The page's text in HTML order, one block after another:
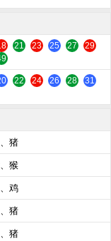
21 23 25 27
29
22 24 26 28
31
猪
猴
鸡
猪
猪